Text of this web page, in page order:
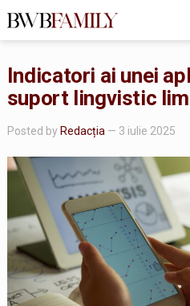
Indicatori ai unei
suport lingvistic
Posted by Redacția — 3 iulie 2025